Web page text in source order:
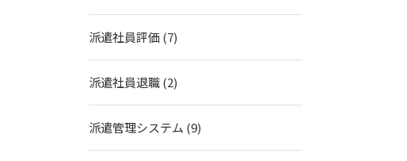
派遣社員評価 (7)
派遣社員退職(2)
派遣管理システム (9)